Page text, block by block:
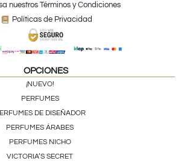
nuestros Términos y Condiciones
Políticas de Privacidad
OPCIONES
¡NUEVO!
PERFUMES
DE DISEÑADOR
PERFUMES ÁRABES
PERFUMES NICHO
VICTORIA’S SECRET